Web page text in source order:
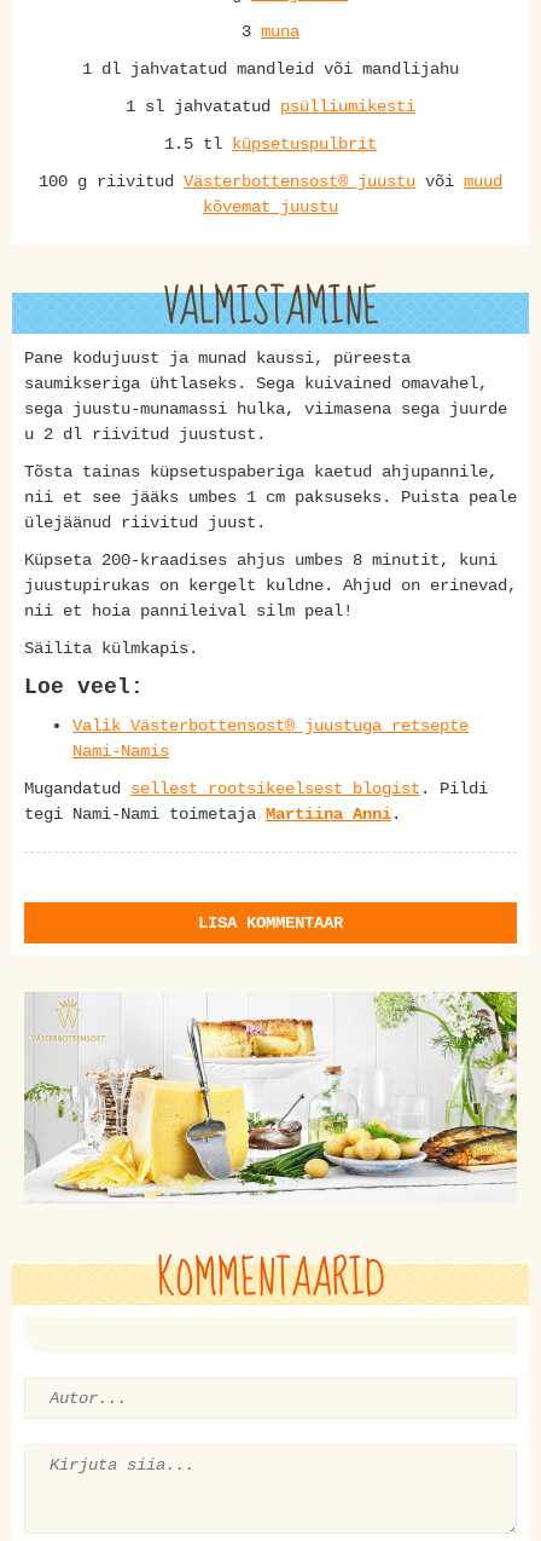
3 muna
1 dl jahvatatud mandleid või mandlijahu
1 sl jahvatatud psülliumikesti
1.5 tl
küpsetuspulbrit
100 g riivitud Västerbottensost® juustu või muud
kõvemat juustu
VALMISTAMINE
Pane kodujuust ja munad kaussi, püreesta
saumikseriga ühtlaseks. Sega kuivained omavahel,
sega juustu-munamassi hulka, viimasena sega juurde
u 2 dl riivitud juustust.
Tõsta tainas küpsetuspaberiga kaetud ahjupannile,
nii et see jääks umbes 1 cm paksuseks. Puista peale
ülejäänud riivitud juust.
Küpseta 200-kraadises ahjus umbes 8 minutit, kuni
juustupirukas on kergelt kuldne. Ahjud on erinevad,
nii et hoia pannileival silm peal!
Säilita külmkapis.
Loe veel:
Valik Västerbottensost® juustuga retsepte
Nami-Namis
Mugandatud sellest rootsikeelsest blogist . Pildi
tegi Nami-Nami toimetaja Martiina Anni.
LISA KOMMENTAAR
KOMMENTAARID